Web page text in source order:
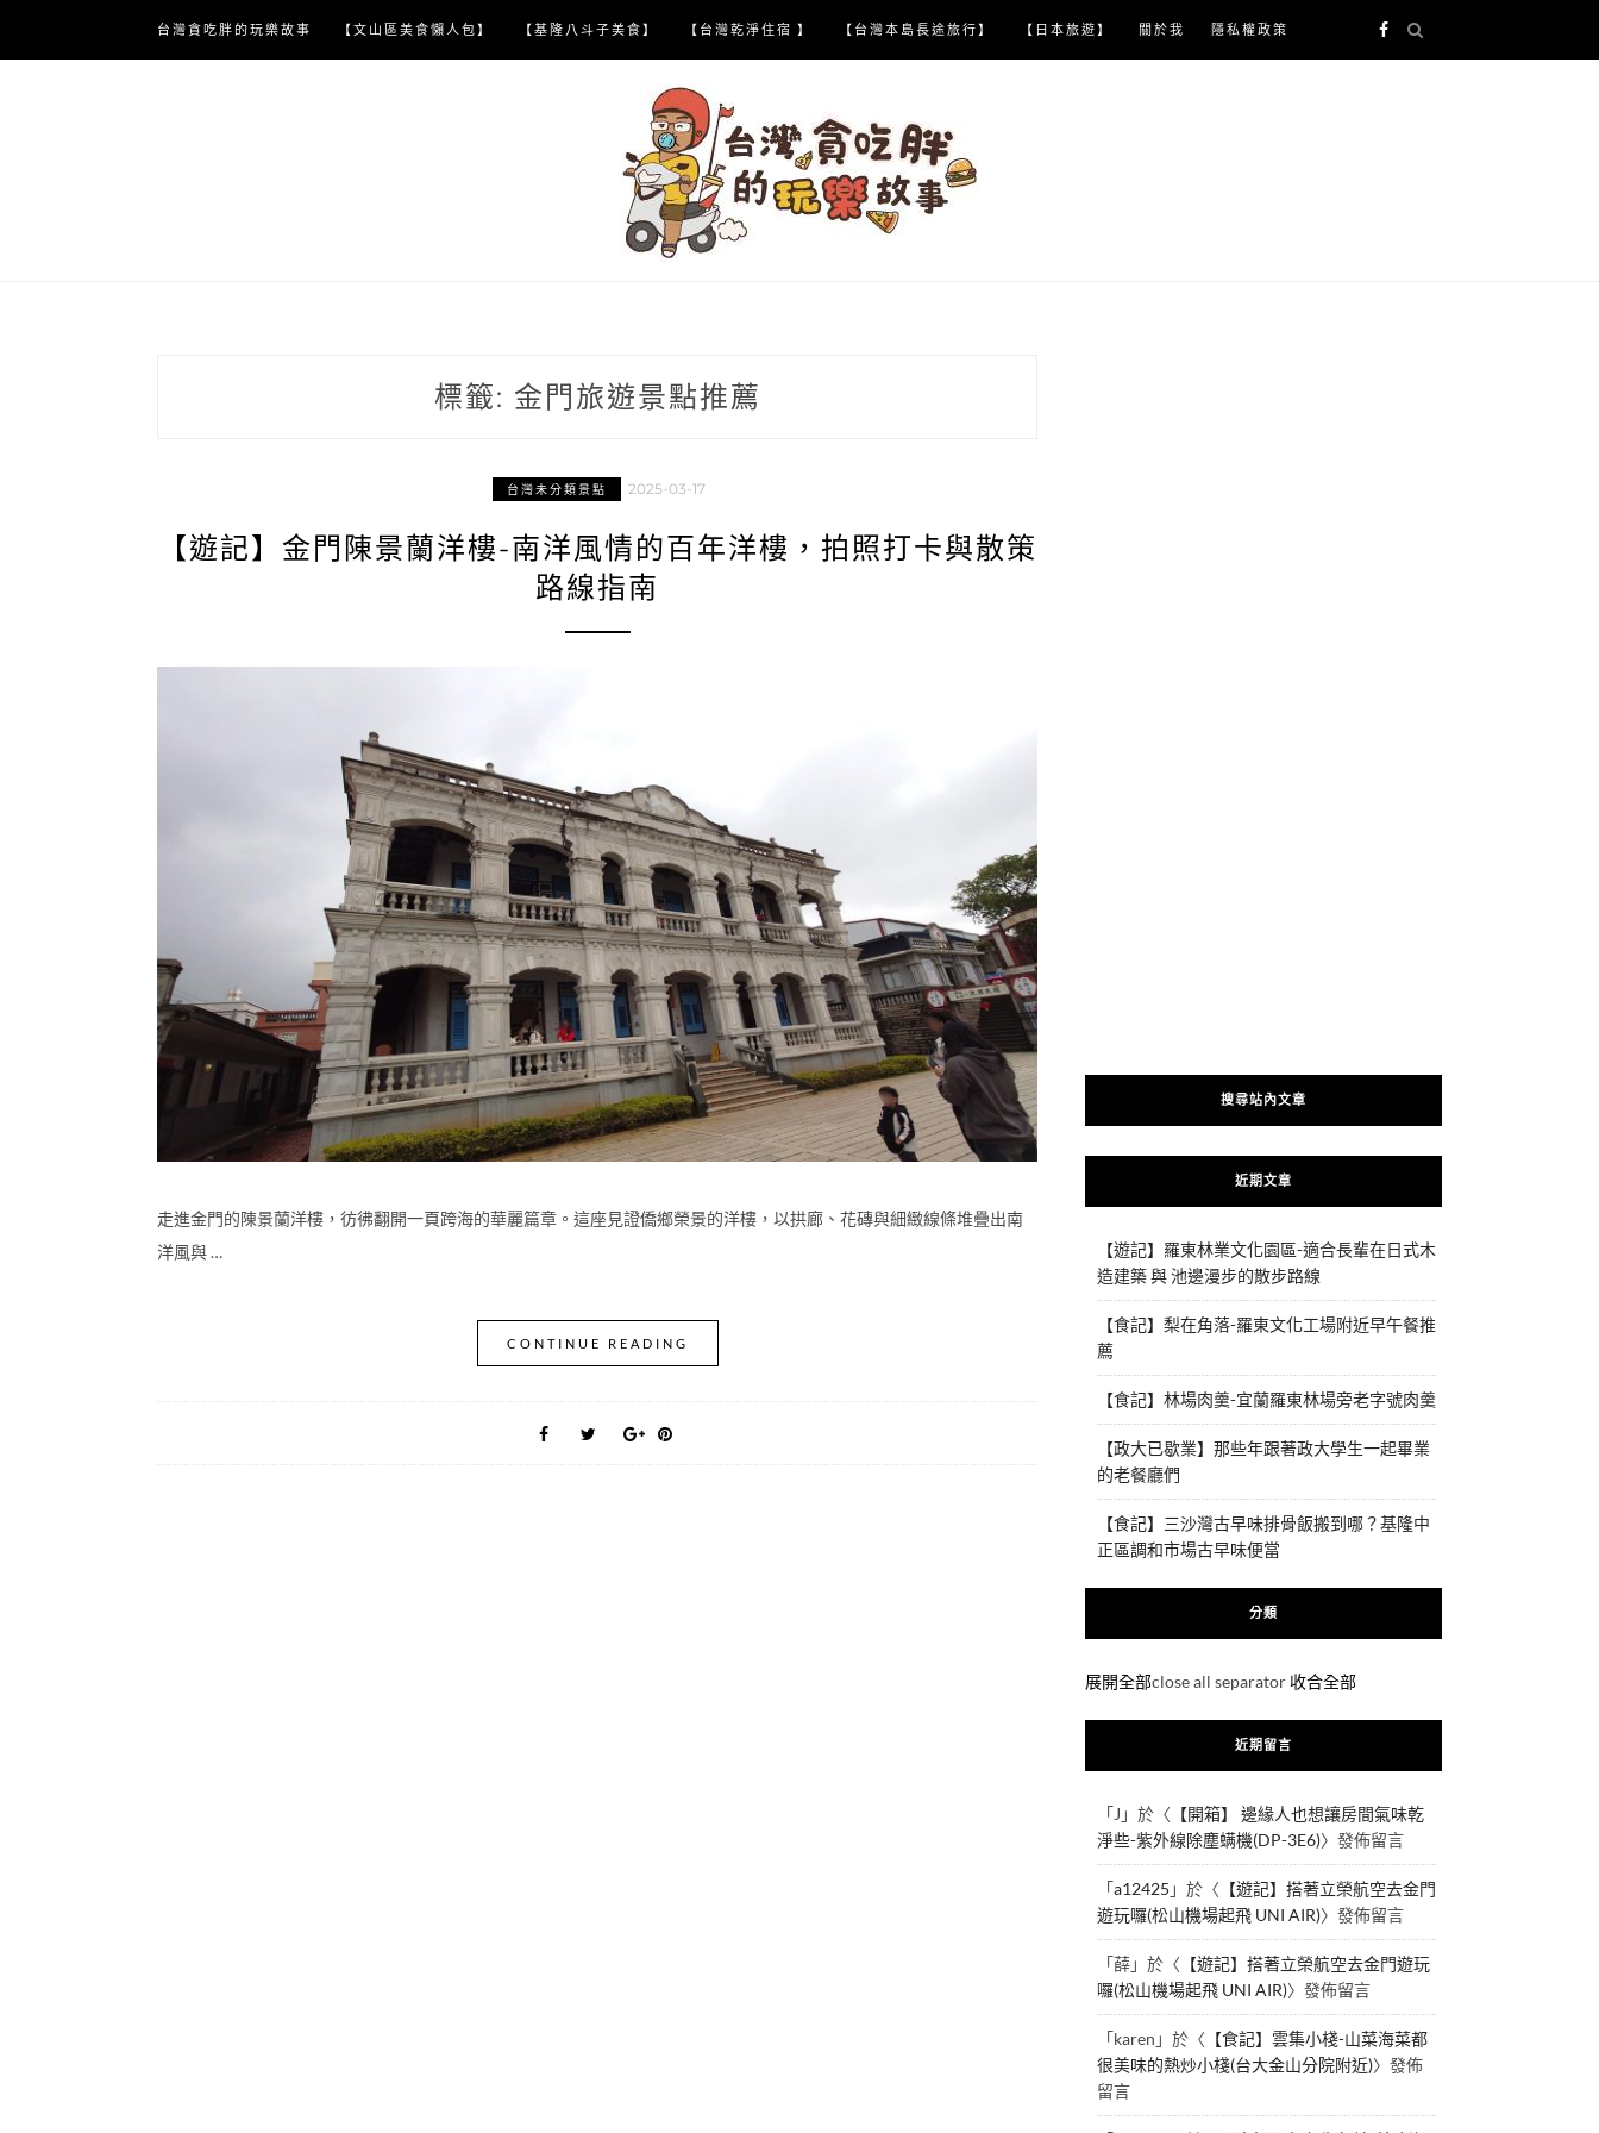
content
台灣貪吃胖的玩樂故事 【文山區美食懶人包】 【基隆八斗子美食】 【台灣乾淨住宿 】 【台灣本島長途旅行】 【日本旅遊】 關於我 隱私權政策
標籤: 金門旅遊景點推薦
台灣未分類景點 2025-03-17
【遊記】金門陳景蘭洋樓-南洋風情的百年洋樓，拍照打卡與散策
路線指南
走進金門的陳景蘭洋樓，彷彿翻開一頁跨海的華麗篇章。這座見證僑鄉榮景的洋樓，以拱廊、花磚與細緻線條堆疊出南
洋風與 …
CONTINUE READING
搜尋站內文章
近期文章
【遊記】羅東林業文化園區-適合長輩在日式木
造建築 與 池邊漫步的散步路線
【食記】梨在角落-羅東文化工場附近早午餐推
薦
【食記】林場肉羹-宜蘭羅東林場旁老字號肉羹
【政大已歇業】那些年跟著政大學生一起畢業
的老餐廳們
【食記】三沙灣古早味排骨飯搬到哪？基隆中
正區調和市場古早味便當
分類
展開全部close all separator 收合全部
近期留言
「J 」於〈 【開箱】 邊緣人也想讓房間氣味乾
淨些-紫外線除塵螨機(DP-3E6)〉發佈留言
「a12425 」於〈 【遊記】搭著立榮航空去金門
遊玩囉(松山機場起飛 UNI AIR)〉發佈留言
「薛」於〈 【遊記】搭著立榮航空去金門遊玩
囉(松山機場起飛 UNI AIR)〉發佈留言
「karen 」於〈 【食記】雲集小棧-山菜海菜都
很美味的熱炒小棧(台大金山分院附近)〉發佈
留言